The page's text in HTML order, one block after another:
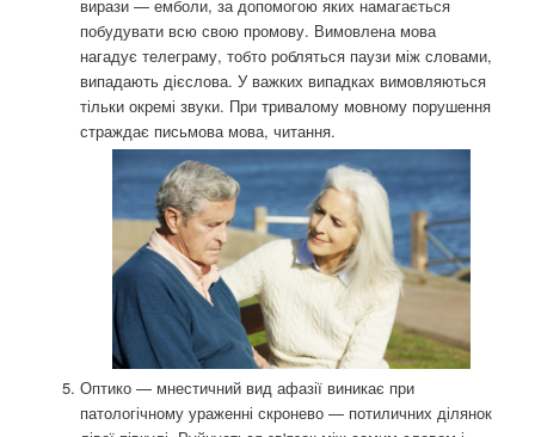
вирази — емболи, за допомогою яких намагається
побудувати всю свою промову. Вимовлена ​​мова
нагадує телеграму, тобто робляться паузи між словами,
випадають дієслова. У важких випадках вимовляються
тільки окремі звуки. При тривалому мовному порушення
страждає письмова мова, читання.
Оптико — мнестичний вид афазії виникає при
патологічному ураженні скронево — потиличних ділянок